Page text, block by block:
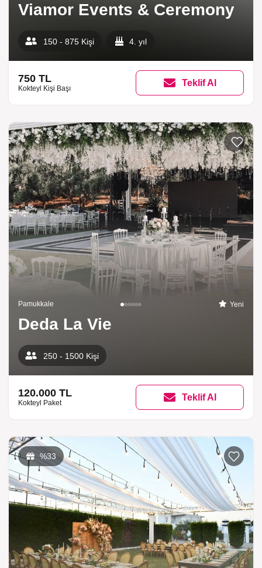
Viamor Events & Ceremony
150 - 875 Kişi 4. yıl
750 TL
Kokteyl Kişi Başı
Teklif Al
Listeme
Pamukkale Yeni
Deda La Vie
250 - 1500 Kişi
120.000 TL
Kokteyl Paket
Teklif Al
%33